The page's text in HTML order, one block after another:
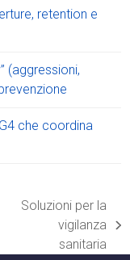
retention e
(aggressioni,
che coordina
articolo
successivo:
Soluzioni per la
vigilanza
sanitaria